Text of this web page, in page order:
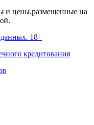
и цены,размещенные на
18+
кредитования